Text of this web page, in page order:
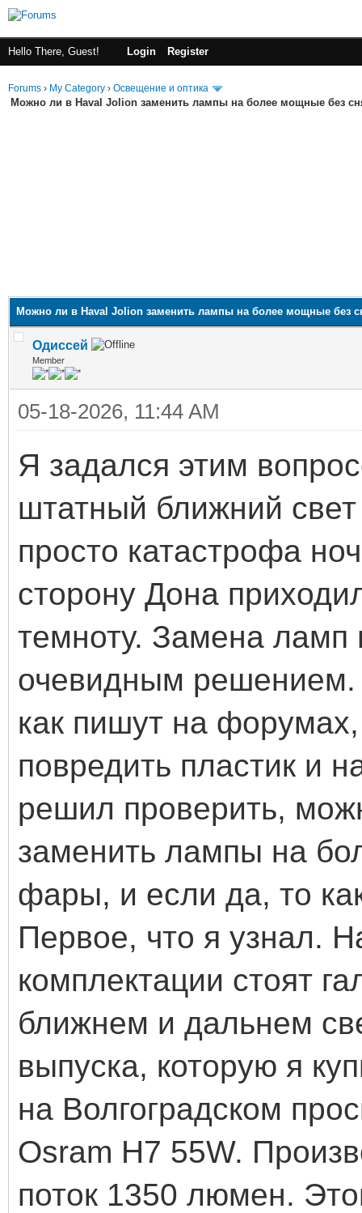
Hello There, Guest! Login Register
Forums › My Category › Освещение и оптика
Можно ли в Haval Jolion заменить лампы на более мощные без
Можно ли в Haval Jolion заменить лампы на более мощные без
Одиссей
Member
05-18-2026, 11:44 AM
Я задался этим
штатный ближний
просто катастрофа
сторону Дона
темноту. Замена
очевидным
как пишут на
повредить пластик и
решил проверить,
заменить лампы на
фары, и если да, то
Первое, что я узнал.
комплектации стоят
ближнем и дальнем
выпуска, которую я
на Волгоградском
Osram H7 55W.
поток 1350 люмен.